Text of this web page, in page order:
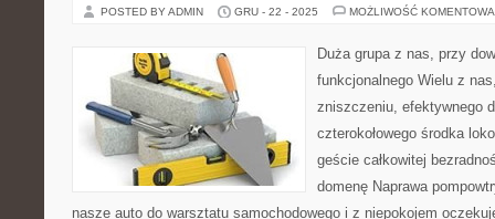
POSTED BY ADMIN GRU - 22 - 2025 MOŻLIWOŚĆ
Duża grupa z nas, przy
funkcjonalnego Wielu z
zniszczeniu, efektywnego
czterokołowego środka
geście całkowitej
domenę Naprawa
nasze auto do warsztatu samochodowego i z niepokojem